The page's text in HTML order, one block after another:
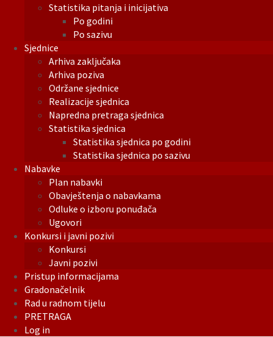
Statistika pitanja i inicijativa
Po godini
Po sazivu
Sjednice
Arhiva zaključaka
Arhiva poziva
Održane sjednice
Realizacije sjednica
Napredna pretraga sjednica
Statistika sjednica
Statistika sjednica po godini
Statistika sjednica po sazivu
Nabavke
Plan nabavki
Obavještenja o nabavkama
Odluke o izboru ponuđača
Ugovori
Konkursi i javni pozivi
Konkursi
Javni pozivi
Pristup informacijama
Gradonačelnik
Rad u radnom tijelu
PRETRAGA
Log in